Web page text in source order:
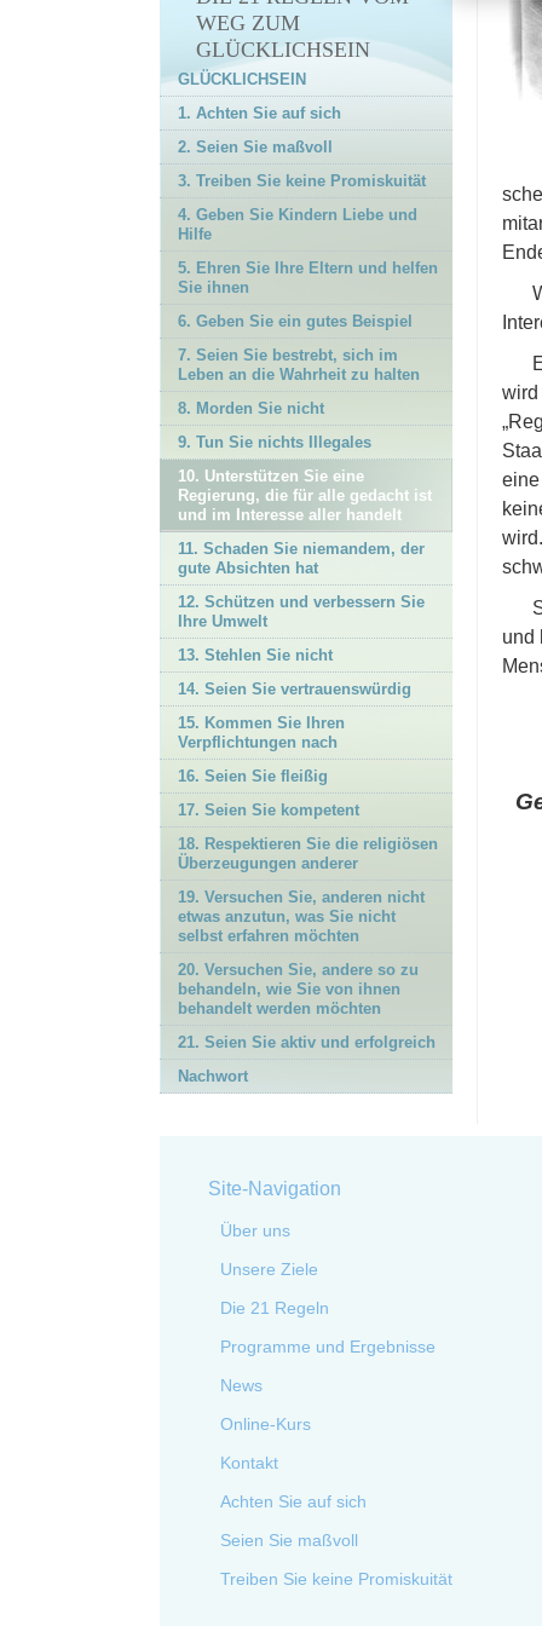
17. Seien Sie kompetent
18. Respektieren Sie die
19. Versuchen Sie, anderen
nicht etwas anzutun, was
Sie nicht selbst erfahren
möchten
von ihnen behandelt
21. Seien Sie aktiv und
erfolgreich
Nachwort
wird
und
WEG ZUM
GLÜCKLICHSEIN
GLÜCKLICHSEIN
1. Achten Sie auf sich
2. Seien Sie maßvoll
3. Treiben Sie keine Promiskuität
4. Geben Sie Kindern Liebe und
Hilfe
5. Ehren Sie Ihre Eltern und helfen
Sie ihnen
6. Geben Sie ein gutes Beispiel
7. Seien Sie bestrebt, sich im
Leben an die Wahrheit zu halten
8. Morden Sie nicht
9. Tun Sie nichts Illegales
10. Unterstützen Sie eine
Regierung, die für alle gedacht ist
und im Interesse aller handelt
11. Schaden Sie niemandem, der
gute Absichten hat
12. Schützen und verbessern Sie
Ihre Umwelt
13. Stehlen Sie nicht
14. Seien Sie vertrauenswürdig
15. Kommen Sie Ihren
Verpflichtungen nach
16. Seien Sie fleißig
17. Seien Sie kompetent
18. Respektieren Sie die religiösen
Überzeugungen anderer
19. Versuchen Sie, anderen nicht
etwas anzutun, was Sie nicht
selbst erfahren möchten
20. Versuchen Sie, andere so zu
behandeln, wie Sie von ihnen
behandelt werden möchten
21. Seien Sie aktiv und erfolgreich
Nachwort
Site-Navigation
Über uns
Unsere Ziele
Die 21 Regeln
Programme und Ergebnisse
News
Online-Kurs
Kontakt
Achten Sie auf sich
Seien Sie maßvoll
Treiben Sie keine Promiskuität